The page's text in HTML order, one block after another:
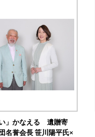
」かなえる 遺贈寄
誉会長 笹川陽平氏×